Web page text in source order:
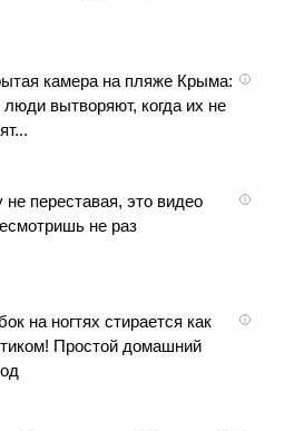
i
камера на пляже Крыма:
люди вытворяют, когда их не
i
не переставая, это видео
не раз
i
на ногтях стирается как
Простой домашний